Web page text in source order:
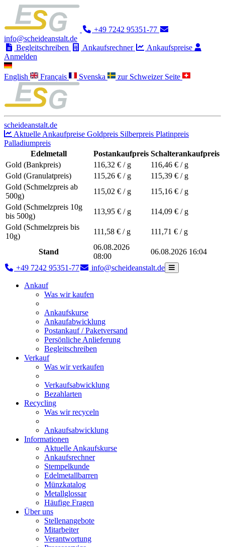
+49 7242 95351-77
info@scheideanstalt.de
Begleitschreiben
Ankaufsrechner
Ankaufspreise
Anmelden
English Français Svenska zur Schweizer Seite
scheideanstalt.de
Aktuelle Ankaufpreise Goldpreis Silberpreis Platinpreis
Palladiumpreis
Edelmetall
Postankaufpreis Schalterankaufpreis
Gold (Bankpreis)
116,32 € / g 116,46 € / g
Gold (Granulatpreis)
115,26 € / g 115,39 € / g
Gold (Schmelzpreis ab
500g)
115,02 € / g 115,16 € / g
Gold (Schmelzpreis 10g
bis 500g)
113,95 € / g 114,09 € / g
Gold (Schmelzpreis bis
10g)
111,58 € / g 111,71 € / g
Stand
06.08.2026
08:00
06.08.2026 16:04
+49 7242 95351-77 info@scheideanstalt.de
Ankauf
Was wir kaufen
Ankaufskurse
Ankaufabwicklung
Postankauf / Paketversand
Persönliche Anlieferung
Begleitschreiben
Verkauf
Was wir verkaufen
Verkaufsabwicklung
Bezahlarten
Recycling
Was wir recyceln
Ankaufsabwicklung
Informationen
Aktuelle Ankaufskurse
Ankaufsrechner
Stempelkunde
Edelmetallbarren
Münzkatalog
Metallglossar
Häufige Fragen
Über uns
Stellenangebote
Mitarbeiter
Verantwortung